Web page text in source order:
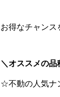
お得なチャンス
＼オススメの品
☆不動の人気ナ